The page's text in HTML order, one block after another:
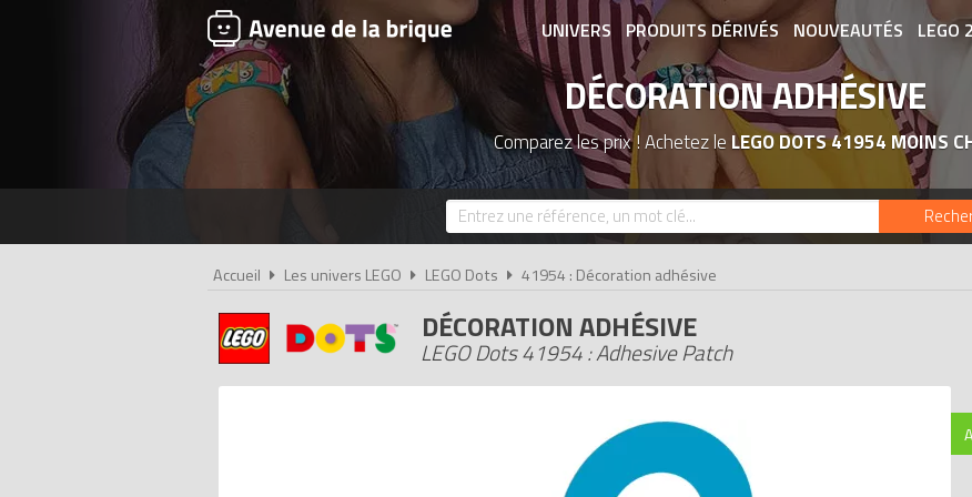
UNIVERS PRODUITS DÉRIVÉS NOUVEAUTÉS LEGO
ASSOCIATIONS DE FANS
DÉCORATION ADHÉSIVE
Comparez les prix ! Achetez le LEGO DOTS 41954 MOINS
Accueil Les univers LEGO LEGO Dots 41954 : Décoration adhésive
DÉCORATION ADHÉSIVE
LEGO Dots 41954 : Adhesive Patch